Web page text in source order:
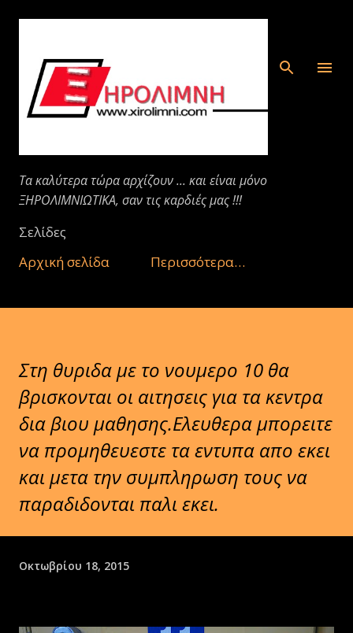
Μετάβαση στο κύριο περιεχόμενο
Τα καλύτερα τώρα αρχίζουν ... και είναι μόνο
ΞΗΡΟΛΙΜΝΙΩΤΙΚΑ, σαν τις καρδιές μας !!!
Σελίδες
Αρχική σελίδα
Περισσότερα…
Στη θυριδα με το νουμερο 10 θα
βρισκονται οι αιτησεις για τα κεντρα
δια βιου μαθησης.Ελευθερα μπορειτε
να προμηθευεστε τα εντυπα απο εκει
και μετα την συμπληρωση τους να
παραδιδονται παλι εκει.
Οκτωβρίου 18, 2015